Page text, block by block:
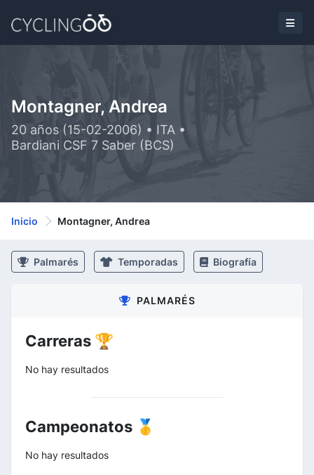
Montagner, Andrea
20 años (15-02-2006) • ITA •
Bardiani CSF 7 Saber (BCS)
Inicio Montagner, Andrea
Palmarés Temporadas Biografía
PALMARÉS
Carreras 🏆
No hay resultados
Campeonatos 🥇
No hay resultados